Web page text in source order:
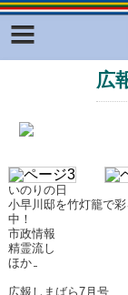
広
いのりの日
小早川邸を竹灯籠で
中！
市政情報
精霊流し
ほか
広報しまばら7月号
Facebook
ふくいろキラ
ラリー（TOKYO
はじめてご利用
コンテンツ
広報誌ナビ
明治日本の産